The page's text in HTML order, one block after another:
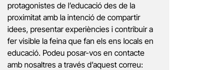
protagonistes de l’educació des de la
proximitat amb la intenció de compartir
idees, presentar experiències i contribuir a
fer visible la feina que fan els ens locals en
educació. Podeu posar-vos en contacte
amb nosaltres a través d’aquest correu: